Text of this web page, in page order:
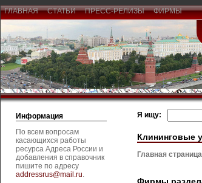
ГЛАВНАЯ СТАТЬИ ПРЕСС-РЕЛИЗЫ ФИРМЫ
Информация
По всем вопросам
касающихся работы
ресурса Адреса России и
добавления в справочник
пишите по адресу
addressrus@mail.ru.
Я ищу:
Клининговые
Главная страница